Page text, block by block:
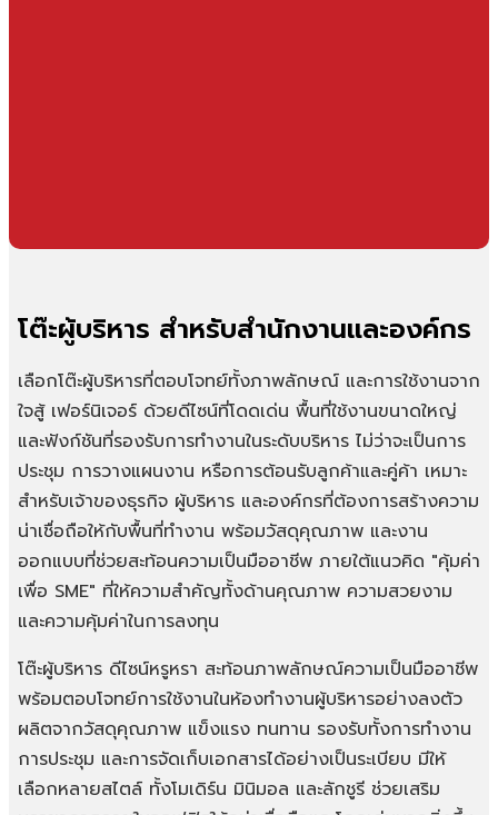
โต๊ะผู้บริหาร สำหรับสำนักงานและองค์กร
เลือกโต๊ะผู้บริหารที่ตอบโจทย์ทั้งภาพลักษณ์ และการใช้งานจาก
ใจสู้ เฟอร์นิเจอร์ ด้วยดีไซน์ที่โดดเด่น พื้นที่ใช้งานขนาดใหญ่
และฟังก์ชันที่รองรับการทำงานในระดับบริหาร ไม่ว่าจะเป็นการ
ประชุม การวางแผนงาน หรือการต้อนรับลูกค้าและคู่ค้า เหมาะ
สำหรับเจ้าของธุรกิจ ผู้บริหาร และองค์กรที่ต้องการสร้างความ
น่าเชื่อถือให้กับพื้นที่ทำงาน พร้อมวัสดุคุณภาพ และงาน
ออกแบบที่ช่วยสะท้อนความเป็นมืออาชีพ ภายใต้แนวคิด "คุ้มค่า
เพื่อ SME" ที่ให้ความสำคัญทั้งด้านคุณภาพ ความสวยงาม
และความคุ้มค่าในการลงทุน
โต๊ะผู้บริหาร ดีไซน์หรูหรา สะท้อนภาพลักษณ์ความเป็นมืออาชีพ
พร้อมตอบโจทย์การใช้งานในห้องทำงานผู้บริหารอย่างลงตัว
ผลิตจากวัสดุคุณภาพ แข็งแรง ทนทาน รองรับทั้งการทำงาน
การประชุม และการจัดเก็บเอกสารได้อย่างเป็นระเบียบ มีให้
เลือกหลายสไตล์ ทั้งโมเดิร์น มินิมอล และลักชูรี ช่วยเสริม